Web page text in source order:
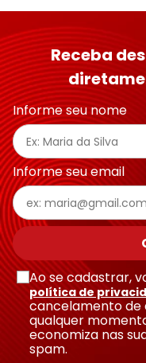
Receba
Informe seu nome
Informe seu email
Ao se cadastrar,
política de
cancelamento
qualquer
economiza nas
spam.